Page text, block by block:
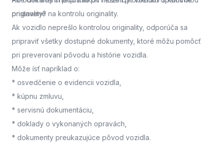
pristavené na kontrolu originality.
originality?
Ak vozidlo neprešlo kontrolou originality, odporúča sa
pripraviť všetky dostupné dokumenty, ktoré môžu pomôcť
pri preverovaní pôvodu a histórie vozidla.
Môže ísť napríklad o:
* osvedčenie o evidencii vozidla,
* kúpnu zmluvu,
* servisnú dokumentáciu,
* doklady o vykonaných opravách,
* dokumenty preukazujúce pôvod vozidla.